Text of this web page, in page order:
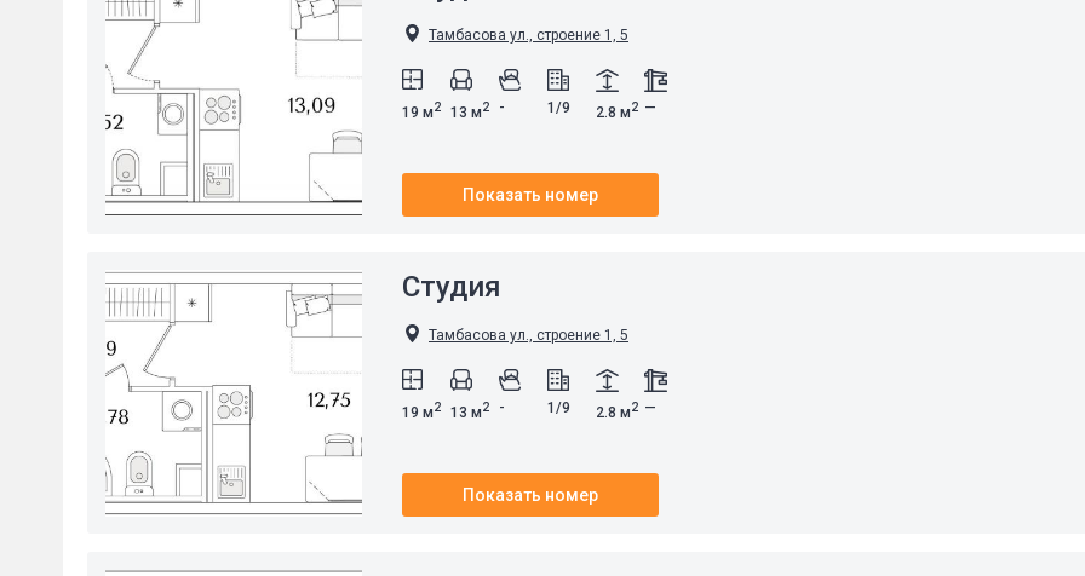
Тамбасова ул., строение 1, 5
19 м2 13 м2 - 1/9 2.8 м2 —
Показать номер
Студия
Тамбасова ул., строение 1, 5
19 м2 13 м2 - 1/9 2.8 м2 —
Показать номер